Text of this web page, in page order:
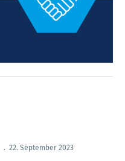
. 22. September 2023